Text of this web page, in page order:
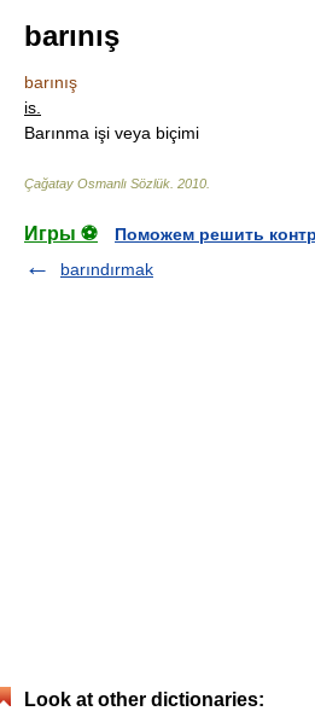
barınış
barınış
is.
Barınma işi veya biçimi
Çağatay Osmanlı Sözlük 2010
Игры ⚽
Поможем решить
barındırmak
Look at other dictionaries: